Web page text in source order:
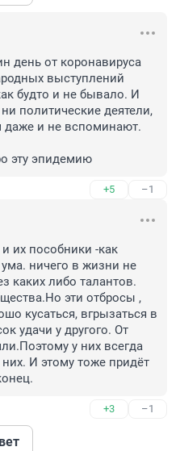
день от коронавируса
выступлений
будто и не бывало. И
политические деятели,
даже и не вспоминают.
эту эпидемию
+5 –1
их пособники -как
ничего в жизни не
каких либо талантов.
эти отбросы ,
кусаться, вгрызаться в
удачи у другого. От
у них всегда
И этому тоже придёт
+3 –1